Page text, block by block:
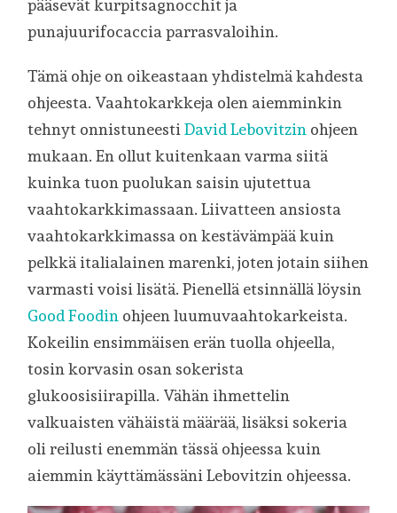
pääsevät kurpitsagnocchit ja
punajuurifocaccia parrasvaloihin.
Tämä ohje on oikeastaan yhdistelmä kahdesta
ohjeesta. Vaahtokarkkeja olen aiemminkin
tehnyt onnistuneestiDavid Lebovitzin ohjeen
mukaan. En ollut kuitenkaan varma siitä
kuinka tuon puolukan saisin ujutettua
vaahtokarkkimassaan. Liivatteen ansiosta
vaahtokarkkimassa on kestävämpää kuin
pelkkä italialainen marenki, joten jotain siihen
varmasti voisi lisätä. Pienellä etsinnällä löysin
Good Foodin ohjeen luumuvaahtokarkeista.
Kokeilin ensimmäisen erän tuolla ohjeella,
tosin korvasin osan sokerista
glukoosisiirapilla. Vähän ihmettelin
valkuaisten vähäistä määrää, lisäksi sokeria
oli reilusti enemmän tässä ohjeessa kuin
aiemmin käyttämässäni Lebovitzin ohjeessa.